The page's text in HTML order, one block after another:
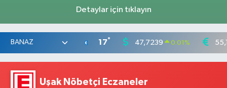
Detaylar için tıklayın
17° 47,7239 0.01 %
Uşak Nöbetçi Eczaneler